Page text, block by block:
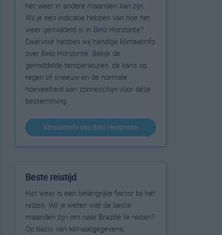
het weer in andere maanden kan zijn.
Wil je een indicatie hebben van hoe het
weer gemiddeld is in Belo Horizonte?
Daarvoor hebben wij handige klimaatinfo
over Belo Horizonte. Bekijk de
gemiddelde temperaturen, de kans op
regen of sneeuw en de normale
hoeveelheid aan zonneschijn voor deze
bestemming.
klimaatinfo van Belo Horizonte
Beste reistijd
Het weer is een belangrijke factor bij het
reizen. Wil je weten wat de beste
maanden zijn om naar Brazilië te reizen?
Op basis van klimaatgegevens,